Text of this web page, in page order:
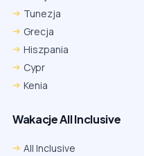
Tunezja
Grecja
Hiszpania
Cypr
Kenia
Wakacje All Inclusive
All Inclusive